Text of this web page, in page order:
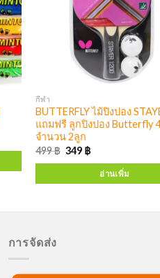
กีฬา
BUTTERFLY ไม้ปิงปอง
แถมฟรี ลูกปิงปอง Butterfly
จำนวน 2ลูก
499฿ 349 ฿
อ่านเพิ่ม
การจัดส่ง